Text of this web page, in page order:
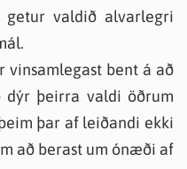
valdið alvarlegri
vinsamlegast bent á að
dýr þeirra valdi öðrum
þar af leiðandi ekki
að berast um ónæði af